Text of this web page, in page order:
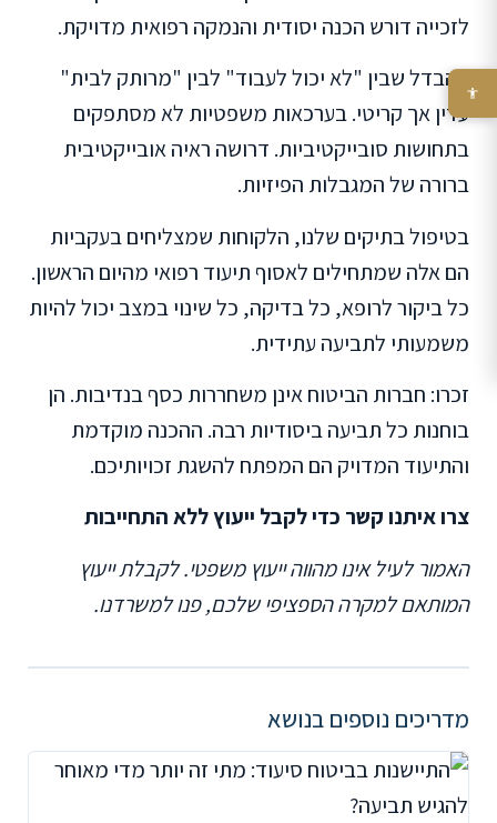
לזכייה דורש הכנה יסודית והנמקה רפואית מדויקת.
ההבדל שבין "לא יכול לעבוד" לבין "מרותק לבית"
עדין אך קריטי. בערכאות משפטיות לא מסתפקים
בתחושות סובייקטיביות. דרושה ראיה אובייקטיבית
ברורה של המגבלות הפיזיות.
בטיפול בתיקים שלנו, הלקוחות שמצליחים בעקביות
הם אלה שמתחילים לאסוף תיעוד רפואי מהיום הראשון.
כל ביקור לרופא, כל בדיקה, כל שינוי במצב יכול להיות
משמעותי לתביעה עתידית.
זכרו: חברות הביטוח אינן משחררות כסף בנדיבות. הן
בוחנות כל תביעה ביסודיות רבה. ההכנה מוקדמת
והתיעוד המדויק הם המפתח להשגת זכויותיכם.
צרו איתנו קשר כדי לקבל ייעוץ ללא התחייבות
האמור לעיל אינו מהווה ייעוץ משפטי. לקבלת ייעוץ
המותאם למקרה הספציפי שלכם, פנו למשרדנו.
מדריכים נוספים בנושא